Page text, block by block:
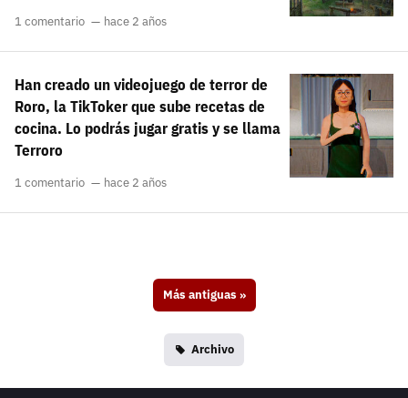
1 comentario hace 2 años
Han creado un videojuego de terror de
Roro, la TikToker que sube recetas de
cocina. Lo podrás jugar gratis y se llama
Terroro
1 comentario hace 2 años
Más antiguas »
Archivo